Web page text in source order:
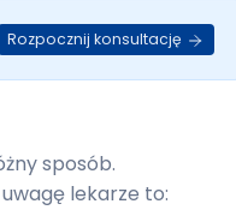
Rozpocznij konsultację
sposób.
lekarze to: